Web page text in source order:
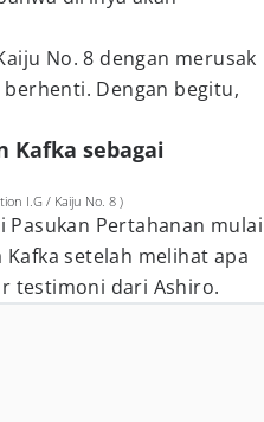
No. 8 dengan merusak
Dengan begitu,
Kafka sebagai
I.G / Kaiju No. 8 )
Pertahanan mulai
setelah melihat apa
testimoni dari Ashiro.